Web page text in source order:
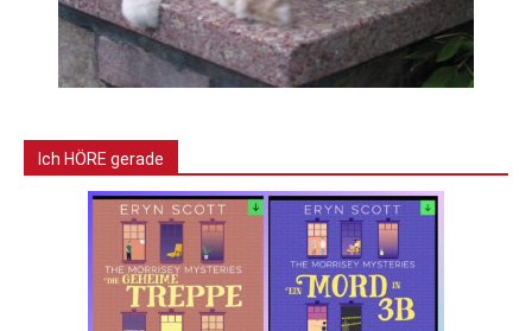
Ich HÖRE gerade